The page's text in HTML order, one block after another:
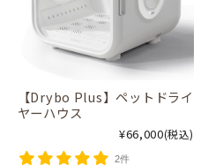
【Drybo Plus】ペットドライ
ヤーハウス
¥66,000(税込)
2件